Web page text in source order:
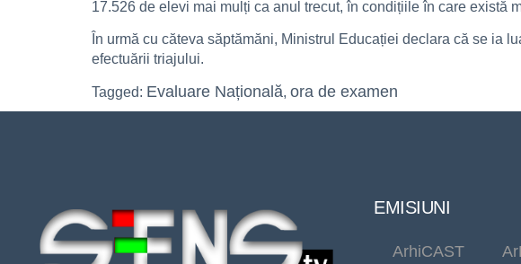
17.526 de elevi mai mulți ca anul trecut, în condițiile în care există
În urmă cu căteva săptămăni, Ministrul Educației declara că se ia
efectuării triajului.
Tagged: Evaluare Națională, ora de examen
EMISIUNI
ArhiCAST